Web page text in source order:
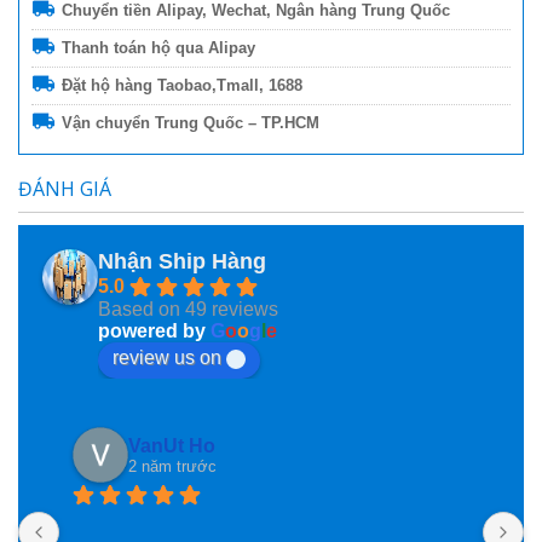
Chuyển tiền Alipay, Wechat, Ngân hàng Trung Quốc
Thanh toán hộ qua Alipay
Đặt hộ hàng Taobao,Tmall, 1688
Vận chuyển Trung Quốc – TP.HCM
ĐÁNH GIÁ
Nhận Ship Hàng
5.0
Based on 49 reviews
powered by Goog e
review us on
VanUt Ho
2 năm trước